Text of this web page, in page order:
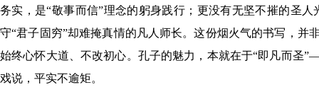
务实，是“敬事而信”理念的躬身践行；更没有无坚不摧的圣
守“君子固穷”却难掩真情的凡人师长。这份烟火气的书写，
始终心怀大道、不改初心。孔子的魅力，本就在于“即凡而圣
戏说，平实不逾矩。